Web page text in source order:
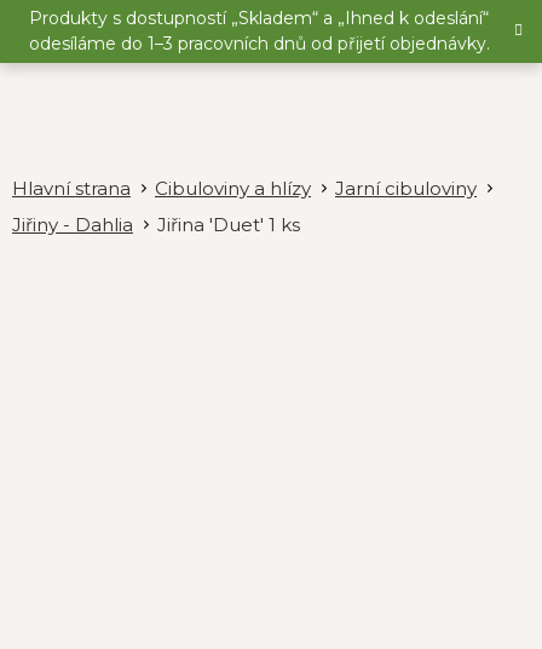
Přejít
obsah
Produkty s dostupností „Skladem“ a „Ihned k odeslání“
odesíláme do 1–3 pracovních dnů od přijetí objednávky.
Cibuloviny a hlízy
Jarní cibuloviny
Jiřiny - Dahlia
Jiřina 'Duet' 1 ks